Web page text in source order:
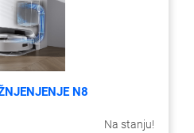
N8
Na stanju!